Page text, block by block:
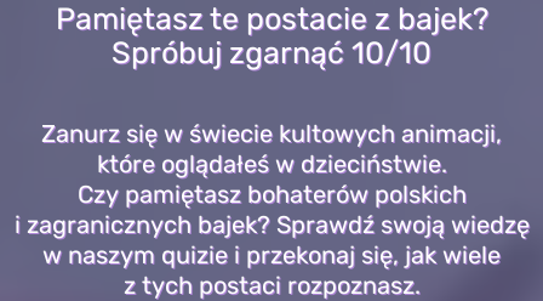
Pamiętasz te postacie z bajek?
Spróbuj zgarnąć 10/10
Zanurz się w świecie kultowych animacji,
które oglądałeś w dzieciństwie.
Czy pamiętasz bohaterów polskich
i zagranicznych bajek? Sprawdź swoją wiedzę
w naszym quizie i przekonaj się, jak wiele
z tych postaci rozpoznasz.